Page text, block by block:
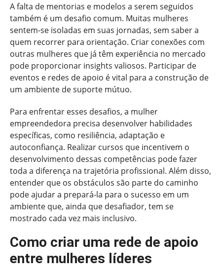
A falta de mentorias e modelos a serem seguidos
também é um desafio comum. Muitas mulheres
sentem-se isoladas em suas jornadas, sem saber a
quem recorrer para orientação. Criar conexões com
outras mulheres que já têm experiência no mercado
pode proporcionar insights valiosos. Participar de
eventos e redes de apoio é vital para a construção de
um ambiente de suporte mútuo.
Para enfrentar esses desafios, a mulher
empreendedora precisa desenvolver habilidades
específicas, como resiliência, adaptação e
autoconfiança. Realizar cursos que incentivem o
desenvolvimento dessas competências pode fazer
toda a diferença na trajetória profissional. Além disso,
entender que os obstáculos são parte do caminho
pode ajudar a prepará-la para o sucesso em um
ambiente que, ainda que desafiador, tem se
mostrado cada vez mais inclusivo.
Como criar uma rede de apoio
entre mulheres líderes